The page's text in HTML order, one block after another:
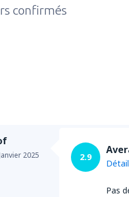
confirmés
2025 2.9
Pas